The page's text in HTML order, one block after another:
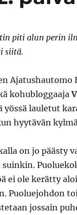
piti alun perin
siitä.
Ajatushautomo
kohubloggaaja
yössä lauletut
hyytävän
on jo päästy
suinkin.
ei ole kerätty
Puoluejohdon
jossain